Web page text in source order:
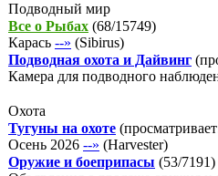
Подводный мир
Все о Рыбах (68/15749)
Карась --» (Sibirus)
Подводная охота и Дайвинг
Камера для подводного
Охота
Тугуны на охоте
Осень 2026 --» (Harvester)
Оружие и боеприпасы (53/7191)